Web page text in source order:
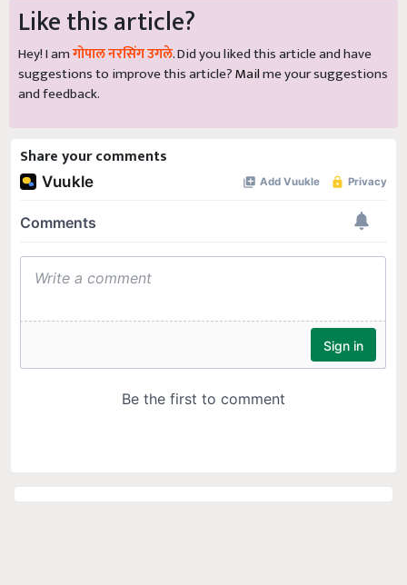
Like this article?
Hey! I amगोपाल नरसिंग उगले. Did you liked this article and have
suggestions to improve this article?Mailme your suggestions
and feedback.
Share your comments